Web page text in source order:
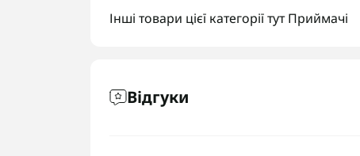
Інші товари цієї категорії тутПриймачі
Відгуки